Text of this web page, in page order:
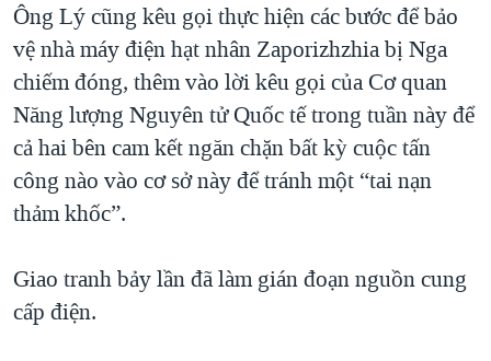
Ông Lý cũng kêu gọi thực hiện các bước để bảo
vệ nhà máy điện hạt nhân Zaporizhzhia bị Nga
chiếm đóng, thêm vào lời kêu gọi của Cơ quan
Năng lượng Nguyên tử Quốc tế trong tuần này để
cả hai bên cam kết ngăn chặn bất kỳ cuộc tấn
công nào vào cơ sở này để tránh một “tai nạn
thảm khốc”.
Giao tranh bảy lần đã làm gián đoạn nguồn cung
cấp điện.